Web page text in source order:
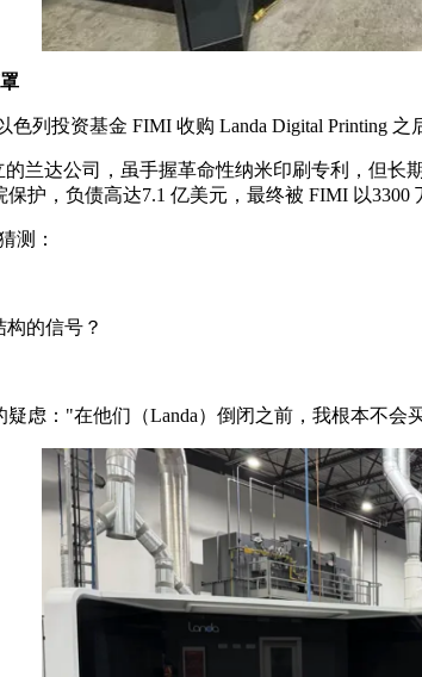
投资基金 FIMI 收购 Landa Digital Printing 之
的兰达公司，虽手握革命性纳米印刷专利，但
护，负债高达7.1 亿美元，最终被 FIMI 以3300
测：
的信号？
虑："在他们（Landa）倒闭之前，我根本不